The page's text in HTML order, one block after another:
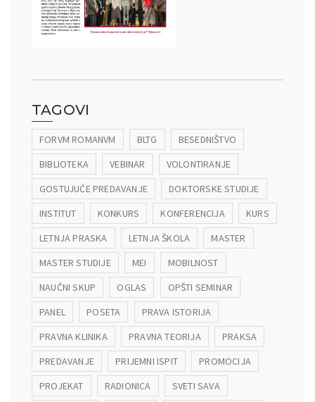
TAGOVI
FORVM ROMANVM BLTG
BESEDNIŠTVO
BIBLIOTEKA
VEBINAR
VOLONTIRANJE
GOSTUJUĆE PREDAVANJE
DOKTORSKE STUDIJE
INSTITUT
KONKURS KONFERENCIJA
KURS
LETNJA PRASKA
LETNJA ŠKOLA
MASTER
MASTER STUDIJE
MEI
MOBILNOST
NAUČNI SKUP
OGLAS
OPŠTI SEMINAR
PANEL
POSETA
PRAVA ISTORIJA
PRAVNA KLINIKA
PRAVNA TEORIJA
PRAKSA
PREDAVANJE
PRIJEMNI ISPIT
PROMOCIJA
PROJEKAT
RADIONICA
SVETI SAVA